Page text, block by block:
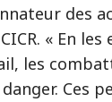
des
« En les
les
Ces